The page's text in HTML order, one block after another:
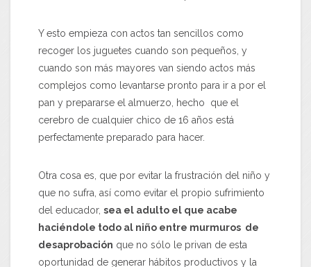
Y esto empieza con actos tan sencillos como
recoger los juguetes cuando son pequeños, y
cuando son más mayores van siendo actos más
complejos como levantarse pronto para ir a por el
pan y prepararse el almuerzo, hecho que el
cerebro de cualquier chico de 16 años está
perfectamente preparado para hacer.
Otra cosa es, que por evitar la frustración del niño y
que no sufra, así como evitar el propio sufrimiento
del educador, sea el adulto el que acabe
haciéndole todo al niño entre murmuros de
desaprobación que no sólo le privan de esta
oportunidad de generar hábitos productivos y la